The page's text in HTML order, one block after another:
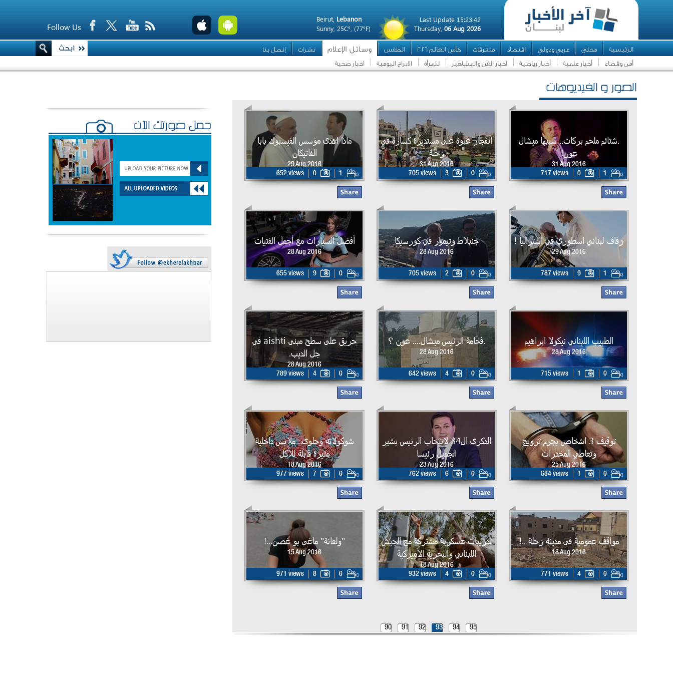
Last Update 15:23:42
Thursday, 06 Aug 2026
Beirut, Lebanon
Sunny, 25C°, (77°F)
Follow Us
الرئيسية محلي عربي ودولي اقتصاد متفرقات كأس العالم 2026 الطقس وسائل الإعلام نشرات
إتصل بنا
أمن وقضاء
أخبار علمية أخبار رياضية اخبار الفن والمشاهير للمرأة الابراج اليومية اخبار صحية
الصور و الفيديوهات
.شتائم ملحم بركات.. سببها ميشال
عون!
31 Aug 2016
717 views
0 1
انفجار عبوة على مستديرة كسارة في
زحلة
31 Aug 2016
705 views
3 0
ماذا اهدى مؤسس الفيسبوك بابا
الفاتيكان
29 Aug 2016
652 views
0 1
زفاف لبناني اسطوري في استراليا !
29 Aug 2016
787 views 9 1
جنبلاط وتيمور في كورسيكا
28 Aug 2016
705 views 2 0
أفضل السيارات مع أجمل الفتيات
28 Aug 2016
655 views 9 0
الطبيب اللبناني نيكولا ابراهيم
28 Aug 2016
715 views 1 0
.فخامة الرئيس ميشال.... عون ؟
28 Aug 2016
642 views 4 0
حريق على سطح مبنى aishti في
جل الديب.
28 Aug 2016
789 views
4 0
توقيف 3 اشخاص بجرم ترويج
وتعاطي المخدرات
25 Aug 2016
684 views
1 0
الذكرى ال34 لإنتخاب الرئيس بشير
الجميل رئيسا
23 Aug 2016
762 views
6 0
شوكولاته وحلوى.. ملابس داخلية
مثيرة قابلة للأكل
18 Aug 2016
977 views
7 0
مواقف عمومية في مدينة زحلة ..!
18 Aug 2016
771 views 4 0
تدريبات عسكرية مشتركة مع الجيش
اللبناني والبحرية الأميركية
18 Aug 2016
932 views
4 0
"ولعانة" ماغي بو غصن...!
15 Aug 2016
971 views 8 0
90 91 92 93 94 95
حمّل صورتك الآن